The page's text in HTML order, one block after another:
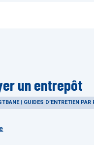
un entrepôt
| GUIDES D’ENTRETIEN PAR